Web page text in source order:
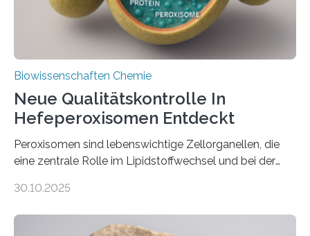
Biowissenschaften Chemie
Neue Qualitätskontrolle In
Hefeperoxisomen Entdeckt
Peroxisomen sind lebenswichtige Zellorganellen, die
eine zentrale Rolle im Lipidstoffwechsel und bei der
erfüllen können, müssen zahlreiche Enzyme präzise in
der Ruhr-Universität Bochum um Prof. Dr. Ralf Erdmann
30.10.2025